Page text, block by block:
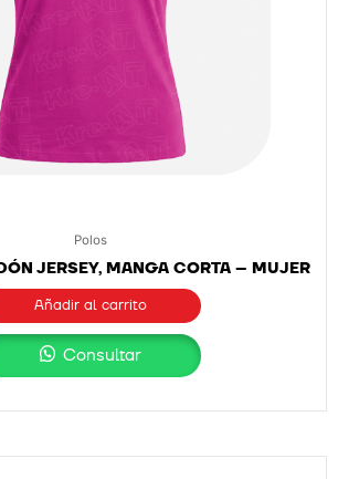
Polos
JERSEY, MANGA CORTA – MUJER
Añadir al carrito
Consultar